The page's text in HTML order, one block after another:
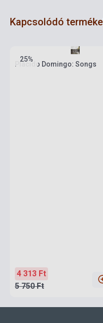
Kapcsolódó
25%
Plácido Domingo: Songs
4 313 Ft
5 750 Ft